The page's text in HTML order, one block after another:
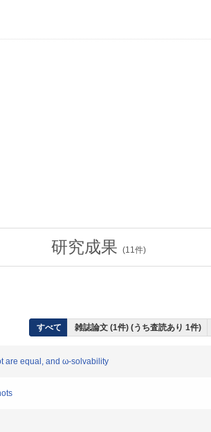
研究成果 (11件)
すべて 雑誌論文 (1件) (うち査読あり 1件)
are equal, and ω-solvability